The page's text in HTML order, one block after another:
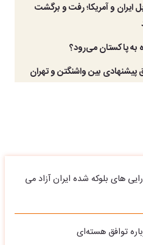
تقابل ایران و آمریکا؛ رفت و برگشت
به پاکستان می‌رود؟
بین واشنگتن و تهران
های بلوکه شده ایران آزاد می
توافق هسته‌ای